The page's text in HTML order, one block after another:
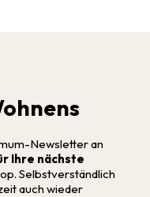
Newsletter an
Ihre nächste
Selbstverständlich
auch wieder